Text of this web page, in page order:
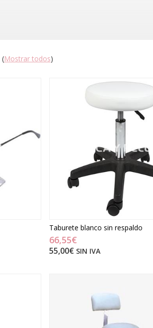
(Mostrar todos)
Taburete blanco sin respaldo
66,55€
55,00€ SIN IVA